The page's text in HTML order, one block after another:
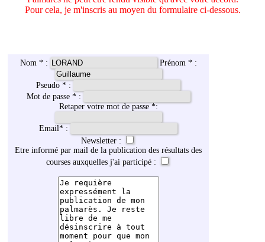
Pour cela, je m'inscris au moyen du formulaire ci-dessous.
Nom * : Prénom * :
Pseudo * :
Mot de passe * :
Retaper votre mot de passe *:
Email* :
Newsletter :
Etre informé par mail de la publication des résultats des
courses auxquelles j'ai participé :